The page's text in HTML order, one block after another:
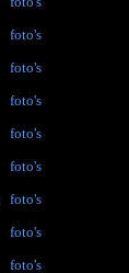
foto's
foto's
foto's
foto's
foto's
foto's
foto's
foto's